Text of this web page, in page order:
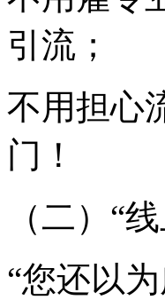
引流；
不用担心
门！
（二）“
“您还以